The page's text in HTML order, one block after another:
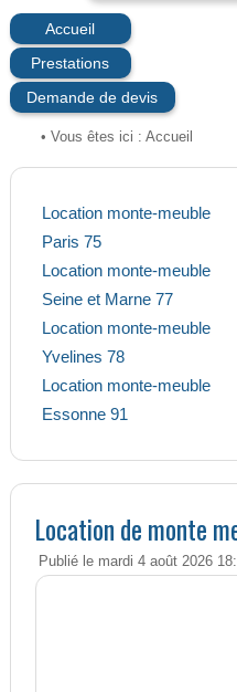
Accueil
Prestations
Demande de devis
• Vous êtes ici : Accueil
Location monte-meuble
Paris 75
Location monte-meuble
Seine et Marne 77
Location monte-meuble
Yvelines 78
Location monte-meuble
Essonne 91
Location de monte
Publié le mardi 4 août 2026